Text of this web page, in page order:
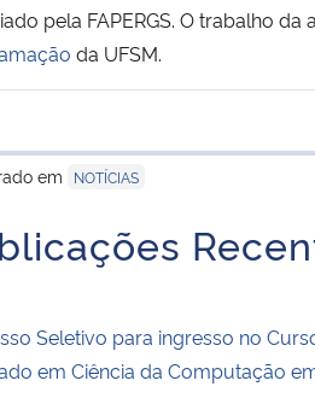
pela FAPERGS. O trabalho
da UFSM.
em
NOTÍCIAS
Seletivo para ingresso no
em Ciência da Computação